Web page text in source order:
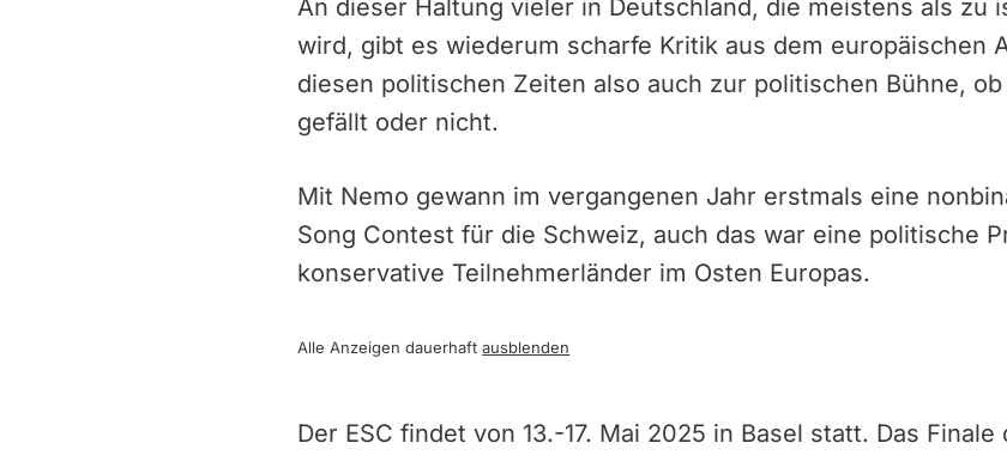
An dieser Haltung vieler in Deutschland, die meistens als zu
wird, gibt es wiederum scharfe Kritik aus dem europäischen
diesen politischen Zeiten also auch zur politischen Bühne,
gefällt oder nicht.
Mit Nemo gewann im vergangenen Jahr erstmals eine
Song Contest für die Schweiz, auch das war eine politische
konservative Teilnehmerländer im Osten Europas.
Alle Anzeigen dauerhaftausblenden
Der ESC findet von 13.-17. Mai 2025 in Basel statt. Das